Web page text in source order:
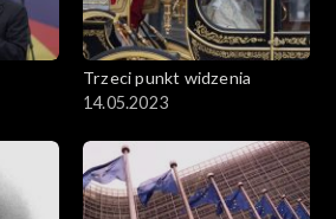
Trzeci punkt widzenia
14.05.2023